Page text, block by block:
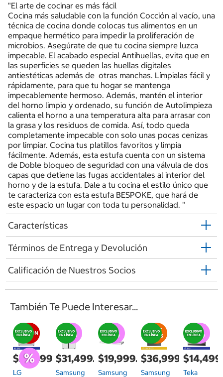
"El arte de cocinar es más fácil
Cocina más saludable con la función Cocción al vacío, una
técnica de cocina donde colocas tus alimentos en un
empaque hermético para impedir la proliferación de
microbios. Asegúrate de que tu cocina siempre luzca
impecable. El acabado especial Antihuellas, evita que en
las superficies se queden las huellas digitales
antiestéticas además de otras manchas. Límpialas fácil y
rápidamente, para que tu hogar se mantenga
impecablemente hermoso. Además, mantén el interior
del horno limpio y ordenado, su función de Autolimpieza
calienta el horno a una temperatura alta para arrasar con
la grasa y los residuos de comida. Así, todo queda
completamente impecable con solo unas pocas cenizas
por limpiar. Cocina tus platillos favoritos y limpia
fácilmente. Además, esta estufa cuenta con un sistema
de Doble bloqueo de seguridad con una válvula de dos
capas que detiene las fugas accidentales al interior del
horno y de la estufa. Dale a tu cocina el estilo único que
te caracteriza con esta estufa BESPOKE, que hará de
este espacio un lugar con toda tu personalidad. "
Características
Términos de Entrega y Devolución
Calificación de Nuestros Socios
También Te Puede Interesar...
$26,499.00
LG
$31,499.00
Samsung
$19,999.00
Samsung
$36,999.00
Samsung Teka